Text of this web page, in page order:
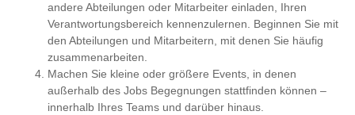
andere Abteilungen oder Mitarbeiter einladen, Ihren
Verantwortungsbereich kennenzulernen. Beginnen Sie mit
den Abteilungen und Mitarbeitern, mit denen Sie häufig
zusammenarbeiten.
Machen Sie kleine oder größere Events, in denen
außerhalb des Jobs Begegnungen stattfinden können –
innerhalb Ihres Teams und darüber hinaus.